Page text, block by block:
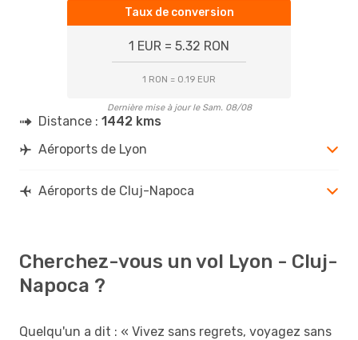
Taux de conversion
1 EUR = 5.32 RON
1 RON = 0.19 EUR
Dernière mise à jour le Sam. 08/08
Distance : 1442 kms
Aéroports de Lyon
Aéroports de Cluj-Napoca
Cherchez-vous un vol Lyon - Cluj-
Napoca ?
Quelqu'un a dit : « Vivez sans regrets, voyagez sans